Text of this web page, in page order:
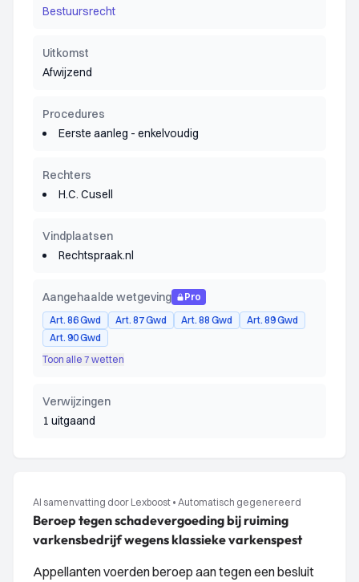
Bestuursrecht
Uitkomst
Afwijzend
Procedures
Eerste aanleg - enkelvoudig
Rechters
H.C. Cusell
Vindplaatsen
Rechtspraak.nl
Aangehaalde wetgeving
Pro
Art. 86 Gwd
Art. 87 Gwd Art. 88 Gwd
Art. 89 Gwd
Art. 90 Gwd
Toon alle 7 wetten
Verwijzingen
1 uitgaand
AI samenvatting door Lexboost • Automatisch gegenereerd
Beroep tegen schadevergoeding bij ruiming
varkensbedrijf wegens klassieke varkenspest
Appellanten voerden beroep aan tegen een besluit